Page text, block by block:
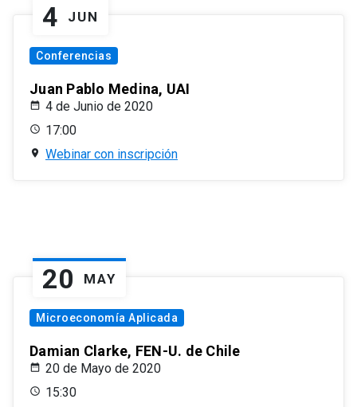
4 JUN
Conferencias
Juan Pablo Medina, UAI
4 de Junio de 2020
17:00
Webinar con inscripción
20 MAY
Microeconomía Aplicada
Damian Clarke, FEN-U. de Chile
20 de Mayo de 2020
15:30